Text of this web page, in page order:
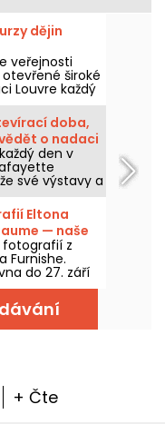
dějin
veřejnosti
široké
Louvre každý
také občas
To vám
umění!doba,
o nadaci
den v
své výstavy a
praktické
Eltona
— naše
fotografií z
Furnishe.
do 27. září
+ Čte